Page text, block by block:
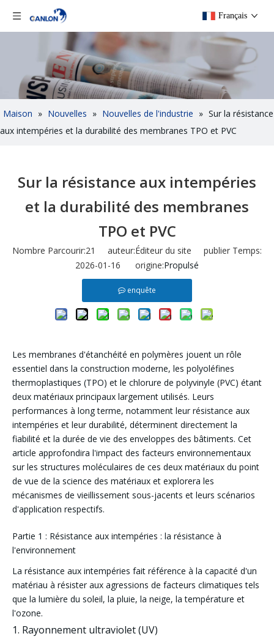
Français
Maison » Nouvelles » Nouvelles de l'industrie » Sur la résistance
aux intempéries et la durabilité des membranes TPO et PVC
Sur la résistance aux intempéries
et la durabilité des membranes
TPO et PVC
Nombre Parcourir:21
auteur:Éditeur du site publier Temps:
2026-01-16 origine:Propulsé
enquête
Les membranes d'étanchéité en polymères jouent un rôle
essentiel dans la construction moderne, les polyoléfines
thermoplastiques (TPO) et le chlorure de polyvinyle (PVC) étant
deux matériaux principaux largement utilisés. Leurs
performances à long terme, notamment leur résistance aux
intempéries et leur durabilité, déterminent directement la
fiabilité et la durée de vie des enveloppes des bâtiments. Cet
article approfondira l'impact des facteurs environnementaux
sur les structures moléculaires de ces deux matériaux du point
de vue de la science des matériaux et explorera les
mécanismes de vieillissement sous-jacents et leurs scénarios
d'application respectifs.
Partie 1 : Résistance aux intempéries : la résistance à
l'environnement
La résistance aux intempéries fait référence à la capacité d'un
matériau à résister aux agressions de facteurs climatiques tels
que la lumière du soleil, la pluie, la neige, la température et
l'ozone.
1. Rayonnement ultraviolet (UV)